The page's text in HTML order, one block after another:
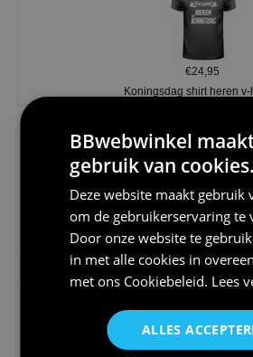
€24,95
Koningsdag shirt heren v-
€24,95
V-hals shirt rood wit
BBwebwinkel
gebruik van cookies.
Deze website maakt gebruik
om de gebruikerservaring te
Door onze website te
in met alle cookies in
met ons Cookiebeleid. Lees
ALLES